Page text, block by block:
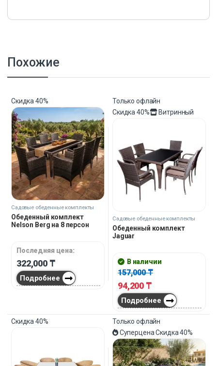
Похожие
Скидка40%
Садовые обеденные комплекты
Обеденный комплект
Nelson Berg на 8 персон
Последняя цена:
322,000 ₸
Подробнее
Только офлайн
Скидка40% Витринный
Садовые обеденные комплекты
Обеденный комплект
Jaguar
В наличии
157,000₸
94,200 ₸
Подробнее
Скидка40%
Только офлайн
СуперценаСкидка40%